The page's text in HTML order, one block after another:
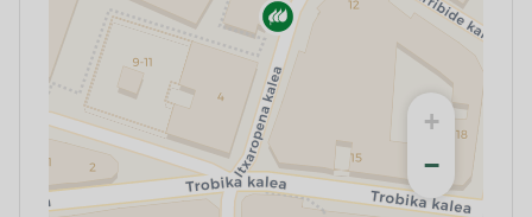
+
−